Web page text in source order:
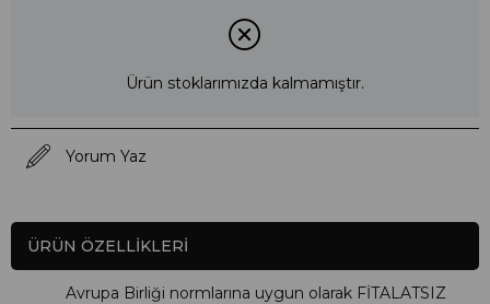
Ürün stoklarımızda kalmamıştır.
Yorum Yaz
ÜRÜN ÖZELLIKLERI
Avrupa Birliği normlarına uygun olarak FİTALATSIZ